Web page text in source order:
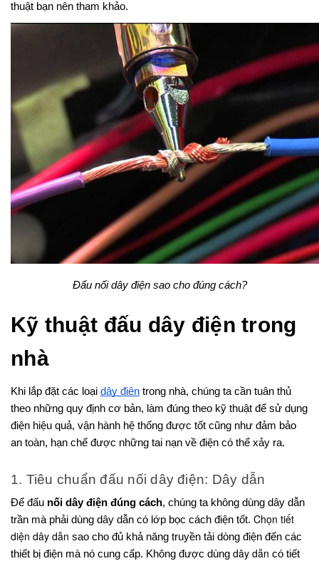
thuật bạn nên tham khảo.
Đấu nối dây điện sao cho đúng cách?
Kỹ thuật đấu dây điện trong
nhà
Khi lắp đặt các loại dây điện trong nhà, chúng ta cần tuân thủ
theo những quy định cơ bản, làm đúng theo kỹ thuật để sử dụng
điện hiệu quả, vận hành hệ thống được tốt cũng như đảm bảo
an toàn, hạn chế được những tai nạn về điện có thể xảy ra.
1. Tiêu chuẩn đấu nối dây điện: Dây dẫn
Để đấu nối dây điện đúng cách, chúng ta không dùng dây dẫn
trần mà phải dùng dây dẫn có lớp bọc cách điện tốt. Chọn tiết
diện dây dẫn sao cho đủ khả năng truyền tải dòng điện đến các
thiết bị điện mà nó cung cấp. Không được dùng dây dẫn có tiết